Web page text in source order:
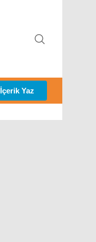
İçerik Yaz